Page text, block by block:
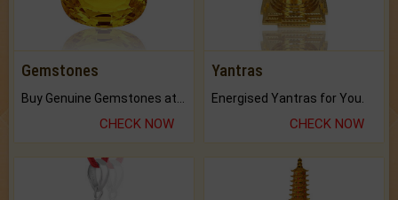
Gemstones
CHECK NOW
Yantras
Energised Yantras for You.
CHECK NOW